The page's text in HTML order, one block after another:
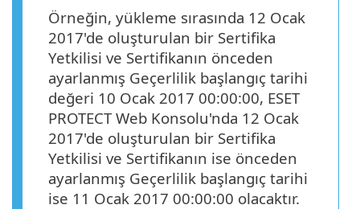
Örneğin, yükleme sırasında 12 Ocak
2017'de oluşturulan bir Sertifika
Yetkilisi ve Sertifikanın önceden
ayarlanmış Geçerlilik başlangıç tarihi
değeri 10 Ocak 2017 00:00:00, ESET
PROTECT Web Konsolu'nda 12 Ocak
2017'de oluşturulan bir Sertifika
Yetkilisi ve Sertifikanın ise önceden
ayarlanmış Geçerlilik başlangıç tarihi
ise 11 Ocak 2017 00:00:00 olacaktır.